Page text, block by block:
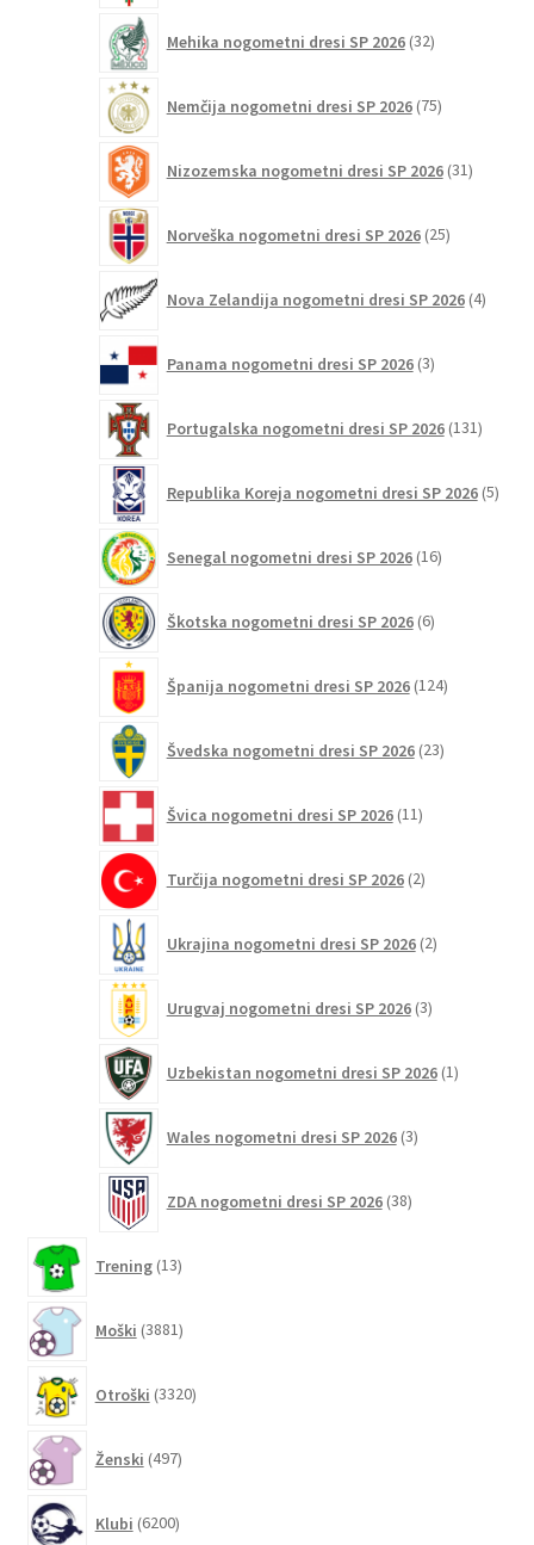
Mehika nogometni dresi SP 2026 32izdelkov
Nemčija nogometni dresi SP 2026 75izdelkov
Nizozemska nogometni dresi SP 2026 31izdelkov
Norveška nogometni dresi SP 2026 25izdelkov
Nova Zelandija nogometni dresi SP 2026 4izdelki
Panama nogometni dresi SP 2026 3izdelki
Portugalska nogometni dresi SP 2026 131
Republika Koreja nogometni dresi SP 2026 5
Senegal nogometni dresi SP 2026 16izdelkov
Škotska nogometni dresi SP 2026 6izdelkov
Španija nogometni dresi SP 2026 124izdelkov
Švedska nogometni dresi SP 2026 23izdelkov
Švica nogometni dresi SP 2026 11izdelkov
Turčija nogometni dresi SP 2026 2izdelka
Ukrajina nogometni dresi SP 2026 2izdelka
Urugvaj nogometni dresi SP 2026 3izdelki
Uzbekistan nogometni dresi SP 2026 1izdelek
Wales nogometni dresi SP 2026 3izdelki
ZDA nogometni dresi SP 2026 38izdelkov
Trening 13izdelkov
Moški 3881izdelkov
Otroški 3320izdelkov
Ženski 497izdelkov
Klubi 6200izdelkov